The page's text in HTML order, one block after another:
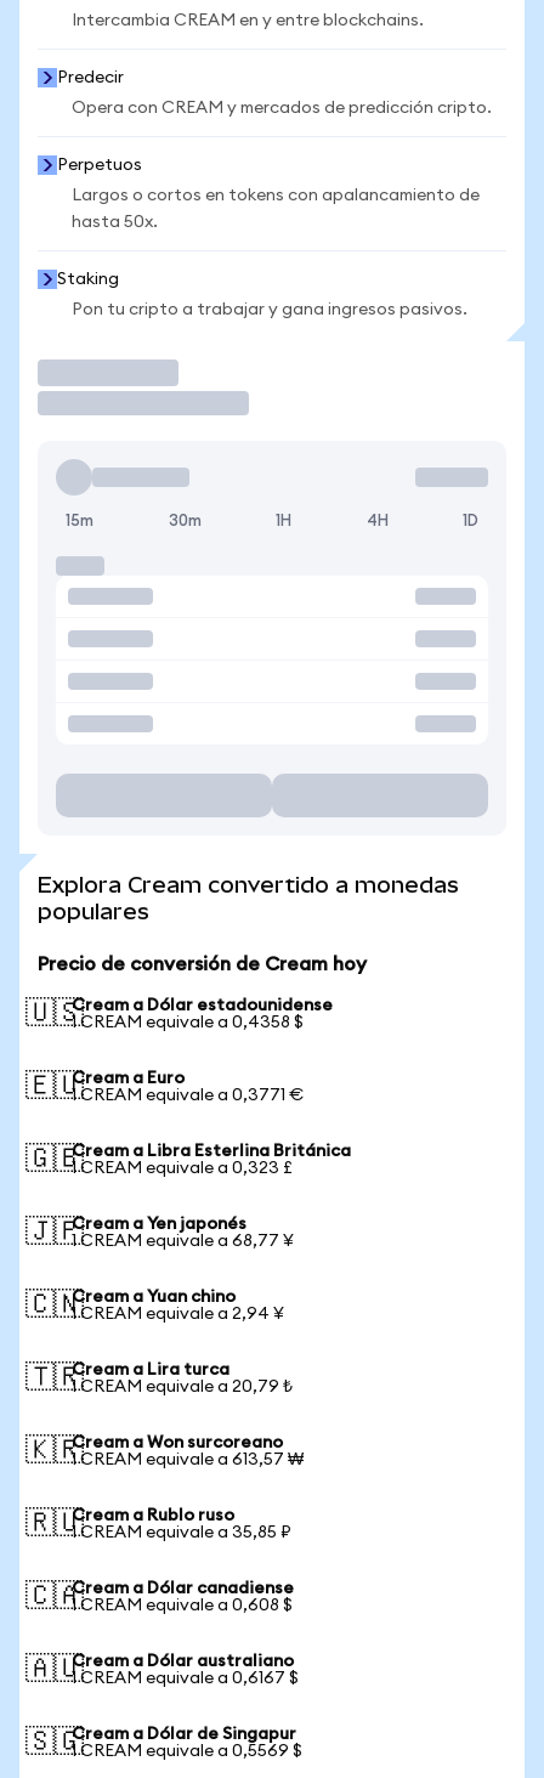
Intercambia CREAM en y entre blockchains.
Predecir
Opera con CREAM y mercados de predicción cripto.
Perpetuos
Largos o cortos en tokens con apalancamiento de
hasta 50x.
Staking
Pon tu cripto a trabajar y gana ingresos pasivos.
15m 30m 1H 4H 1D
Explora Cream convertido a monedas
populares
Precio de conversión de Cream hoy
🇺🇸Cream a Dólar estadounidense
1 CREAM equivale a 0,4358 $
🇪🇺Cream a Euro
1 CREAM equivale a 0,3771 €
🇬🇧Cream a Libra Esterlina Británica
1 CREAM equivale a 0,323 £
🇯🇵Cream a Yen japonés
1 CREAM equivale a 68,77 ¥
🇨🇳Cream a Yuan chino
1 CREAM equivale a 2,94 ¥
🇹🇷Cream a Lira turca
1 CREAM equivale a 20,79 ₺
🇰🇷Cream a Won surcoreano
1 CREAM equivale a 613,57 ₩
🇷🇺Cream a Rublo ruso
1 CREAM equivale a 35,85 ₽
🇨🇦Cream a Dólar canadiense
1 CREAM equivale a 0,608 $
🇦🇺Cream a Dólar australiano
1 CREAM equivale a 0,6167 $
🇸🇬Cream a Dólar de Singapur
1 CREAM equivale a 0,5569 $